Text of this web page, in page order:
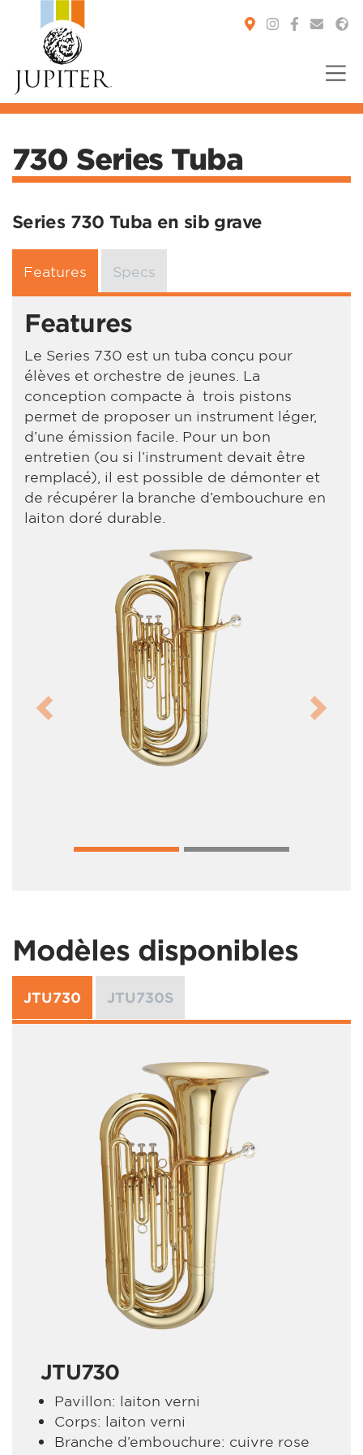
730 Series Tuba
Series 730 Tuba en sib grave
Features Specs
Features
Le Series 730 est un tuba conçu pour
élèves et orchestre de jeunes. La
conception compacte à trois pistons
permet de proposer un instrument léger,
d’une émission facile. Pour un bon
entretien (ou si l’instrument devait être
remplacé), il est possible de démonter et
de récupérer la branche d’embouchure en
laiton doré durable.
Previous Next
Modèles disponibles
JTU730 JTU730S
JTU730
Pavillon: laiton verni
Corps: laiton verni
Branche d’embouchure: cuivre rose